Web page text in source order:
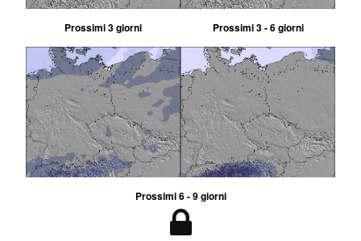
Prossimi 3 giorni Prossimi 3 - 6 giorni
Prossimi 6 - 9 giorni